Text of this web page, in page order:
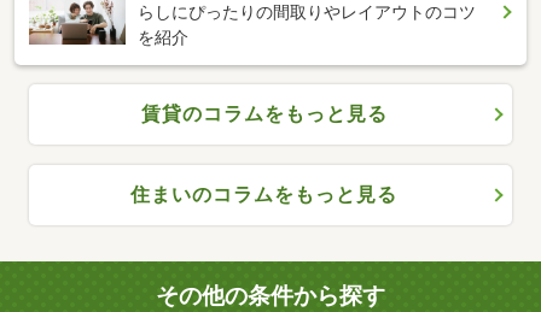
らしにぴったりの間取りやレイアウトのコツ
を紹介
賃貸のコラムをもっと見る
住まいのコラムをもっと見る
その他の条件から探す